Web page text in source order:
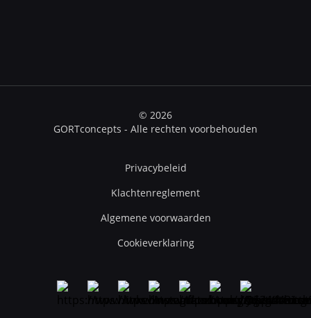
© 2026
GORTconcepts - Alle rechten voorbehouden
Privacybeleid
Klachtenreglement
Algemene voorwaarden
Cookieverklaring